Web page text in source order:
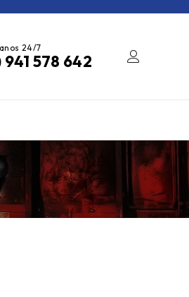
24/7
941 578 642